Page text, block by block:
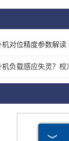
机对位精度参数解读
机负载感应失灵？